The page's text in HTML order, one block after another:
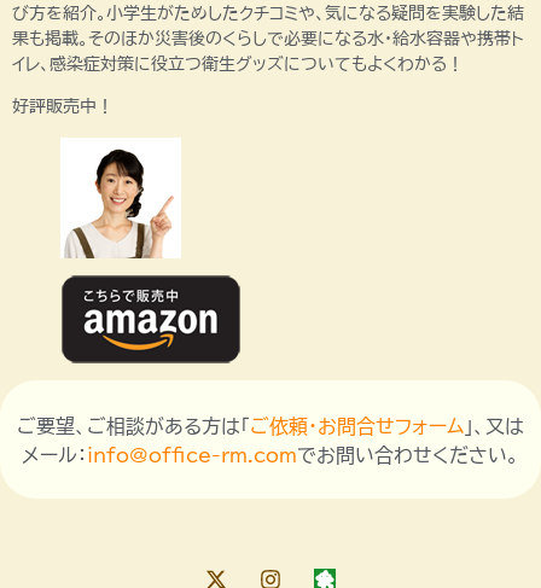
び方を紹介。小学生がためしたクチコミや、気になる疑問を実験した結
果も掲載。そのほか災害後のくらしで必要になる水・給水容器や携帯ト
イレ、感染症対策に役立つ衛生グッズについてもよくわかる！
好評販売中！
ご要望、ご相談がある方は「 ご依頼・お問合せフォーム 」、又は
メール： info@office-rm.comでお問い合わせください。